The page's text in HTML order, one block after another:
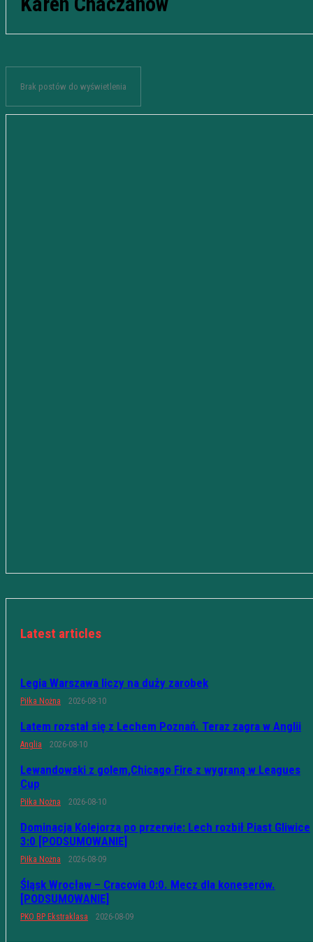
Brak postów do wyświetlenia
Latest articles
Legia Warszawa liczy na duży zarobek
Piłka Nożna 2026-08-10
Latem rozstał się z Lechem Poznań. Teraz zagra w Anglii
Anglia 2026-08-10
Lewandowski z golem,Chicago Fire z wygraną w Leagues
Cup
Piłka Nożna 2026-08-10
Dominacja Kolejorza po przerwie: Lech rozbił Piast Gliwice
3:0 [PODSUMOWANIE]
Piłka Nożna 2026-08-09
Śląsk Wrocław – Cracovia 0:0. Mecz dla koneserów.
[PODSUMOWANIE]
PKO BP Ekstraklasa 2026-08-09